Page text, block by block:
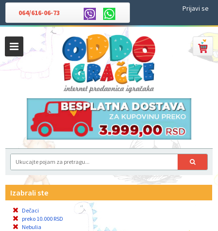
064/616-06-73 Prijavi se
Izabrali ste
Dečaci
preko 10.000 RSD
Nebulia